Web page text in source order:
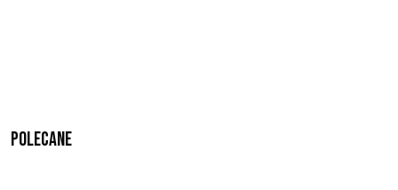
Polecane